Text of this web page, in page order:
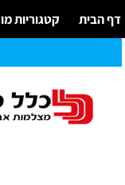
קטגוריות מוצרים